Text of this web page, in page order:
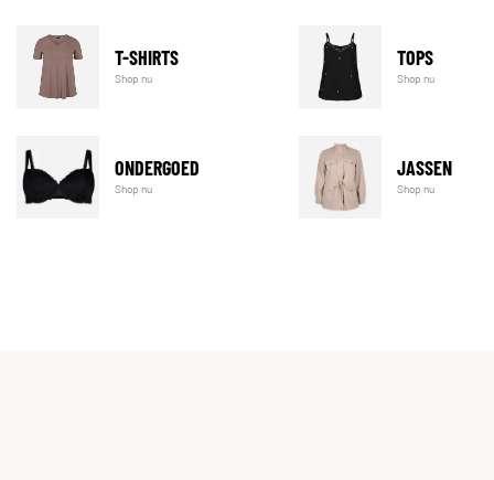
T-SHIRTS
Shop nu
TOPS
Shop nu
ONDERGOED
Shop nu
JASSEN
Shop nu